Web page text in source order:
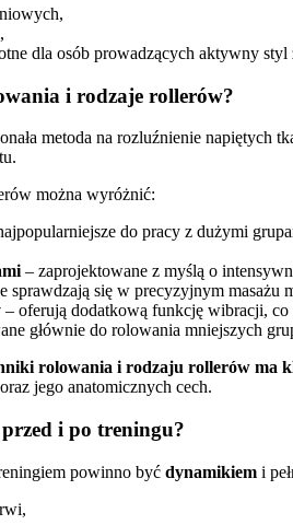
dla osób prowadzących aktywny styl
i rodzaje rollerów?
metoda na rozluźnienie napiętych
można wyróżnić:
do pracy z dużymi
– zaprojektowane z myślą o
sprawdzają się w precyzyjnym masażu
– oferują dodatkową funkcję wibracji, co
głównie do rolowania mniejszych
rolowania i rodzaju rollerów ma
jego anatomicznych cech.
i po treningu?
powinno być dynamikiem i